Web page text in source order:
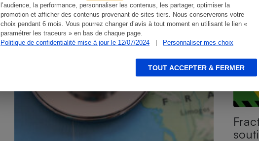
l’audience, la performance, personnaliser les contenus, les partager, optimiser la
promotion et afficher des contenus provenant de sites tiers. Nous conserverons votre
choix pendant 6 mois. Vous pourrez changer d’avis à tout moment en utilisant le lien «
paramétrer les traceurs » en bas de chaque page.
Politique de confidentialité mise à jour le 12/07/2024
| Personnaliser mes choix
TOUT ACCEPTER & FERMER